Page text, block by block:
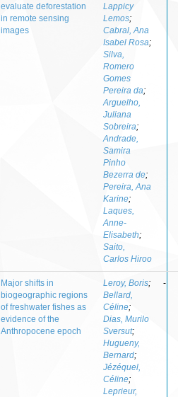
evaluate deforestation
in remote sensing
images
Lappicy
Lemos;
Cabral, Ana
Isabel Rosa;
Silva,
Romero
Gomes
Pereira da;
Arguelho,
Juliana
Sobreira;
Andrade,
Samira
Pinho
Bezerra de;
Pereira, Ana
Karine;
Laques,
Anne-
Elisabeth;
Saito,
Carlos Hiroo
Major shifts in
biogeographic regions
of freshwater fishes as
evidence of the
Anthropocene epoch
Leroy, Boris;
Bellard,
Céline;
Dias, Murilo
Sversut;
Hugueny,
Bernard;
Jézéquel,
Céline;
Leprieur,
-